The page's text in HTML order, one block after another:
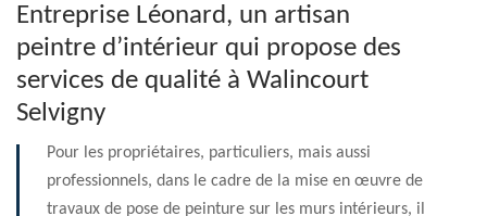
Entreprise Léonard, un artisan
peintre d’intérieur qui propose des
services de qualité à Walincourt
Selvigny
Pour les propriétaires, particuliers, mais aussi
professionnels, dans le cadre de la mise en œuvre de
travaux de pose de peinture sur les murs intérieurs, il